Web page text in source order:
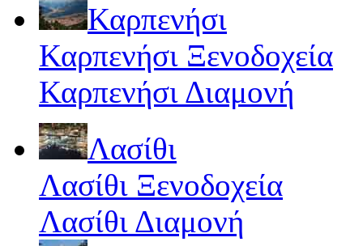
Καρπενήσι
Καρπενήσι Ξενοδοχεία
Καρπενήσι Διαμονή
Λασίθι
Λασίθι Ξενοδοχεία
Λασίθι Διαμονή